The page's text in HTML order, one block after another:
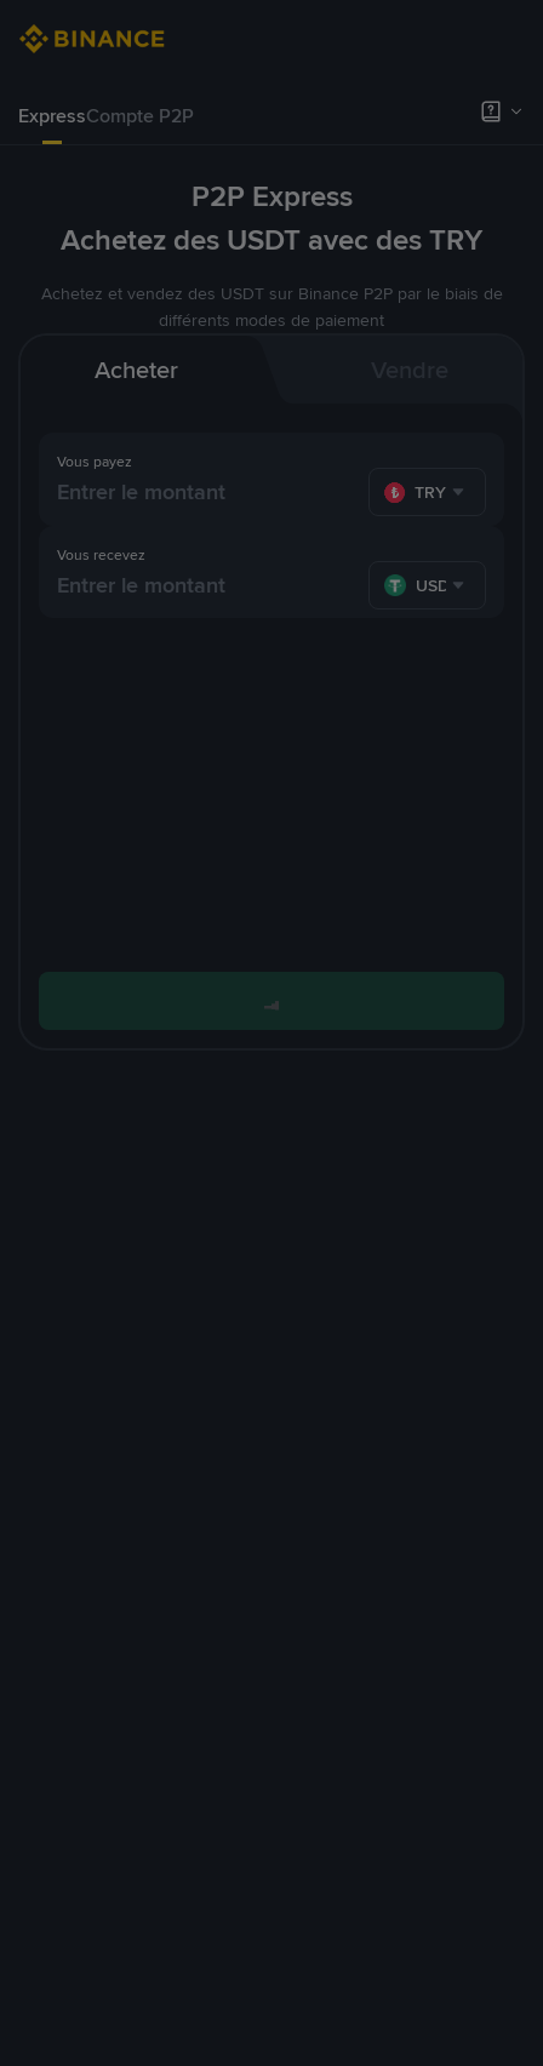
ExpressCompte P2P
P2P Express
Achetez des USDT avec des TRY
Achetez et vendez des USDT sur Binance P2P par le biais de
différents modes de paiement
Acheter
Vous payez
TRY
Vous recevez
USDT